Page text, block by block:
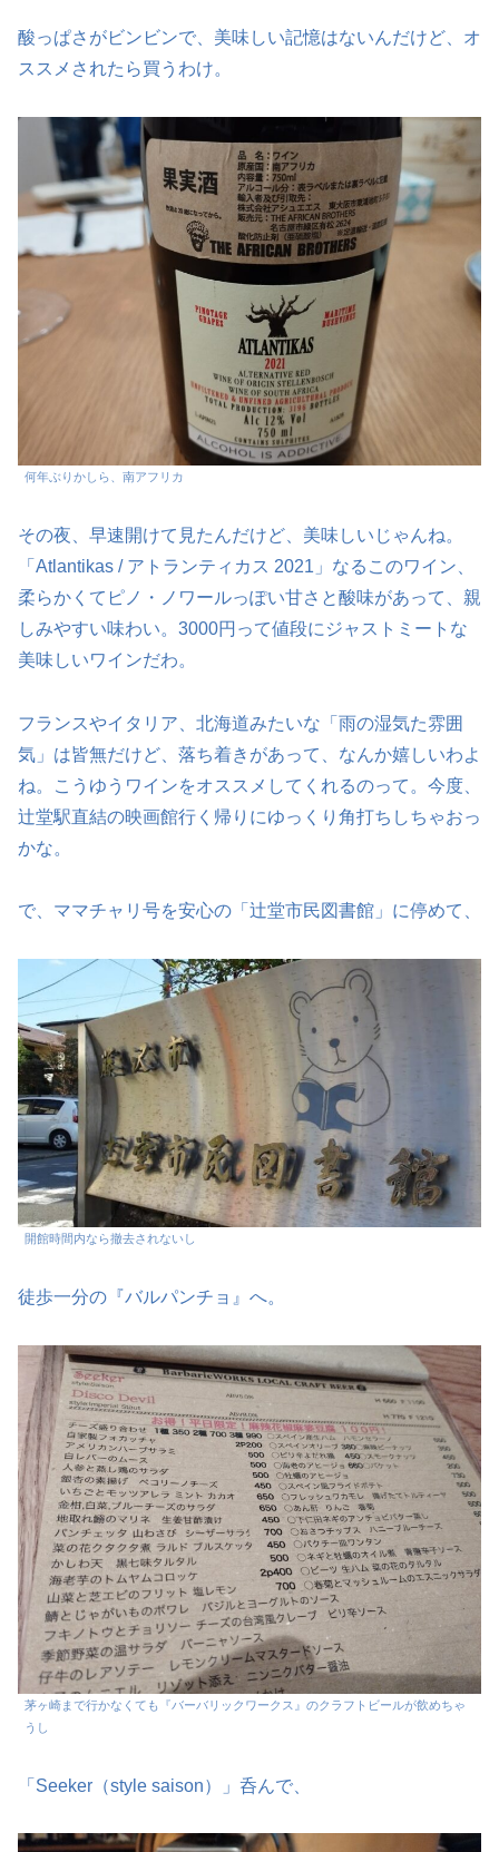
酸っぱさがビンビンで、美味しい記憶はないんだけど、オ
ススメされたら買うわけ。
何年ぶりかしら、南アフリカ
その夜、早速開けて見たんだけど、美味しいじゃんね。
「Atlantikas / アトランティカス 2021」なるこのワイン、
柔らかくてピノ・ノワールっぽい甘さと酸味があって、親
しみやすい味わい。3000円って値段にジャストミートな
美味しいワインだわ。
フランスやイタリア、北海道みたいな「雨の湿気た雰囲
気」は皆無だけど、落ち着きがあって、なんか嬉しいわよ
ね。こうゆうワインをオススメしてくれるのって。今度、
辻堂駅直結の映画館行く帰りにゆっくり角打ちしちゃおっ
かな。
で、ママチャリ号を安心の「辻堂市民図書館」に停めて、
開館時間内なら撤去されないし
徒歩一分の『バルパンチョ』へ。
茅ヶ崎まで行かなくても『バーバリックワークス』のクラフトビールが飲めちゃ
うし
「Seeker（style saison）」呑んで、